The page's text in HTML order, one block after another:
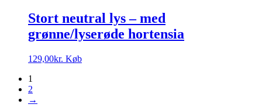
Stort neutral lys – med
grønne/lyserøde hortensia
129,00kr. Køb
1
2
→